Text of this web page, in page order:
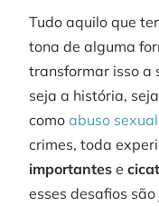
Tudo aquilo que
tona de alguma
transformar isso a
seja a história,
comoabuso sexual
crimes, toda
importantes e
esses desafios